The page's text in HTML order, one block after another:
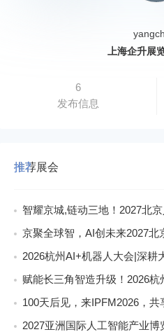
上海企升展
6
发布信息
推荐展会
智耀京城,链动三地！2027北
100天后见，来IPFM2026，共